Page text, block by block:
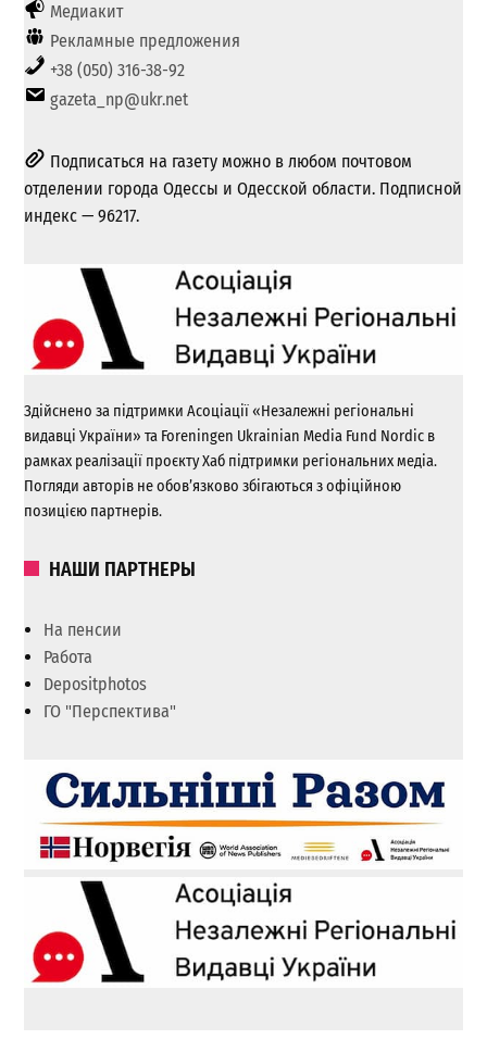
Медиакит
Рекламные предложения
+38 (050) 316-38-92
gazeta_np@ukr.net
Подписаться на газету можно в любом почтовом
отделении города Одессы и Одесской области. Подписной
индекс — 96217.
Здійснено за підтримки Асоціації «Незалежні регіональні
видавці України» та Foreningen Ukrainian Media Fund Nordic в
рамках реалізації проєкту Хаб підтримки регіональних медіа.
Погляди авторів не обов’язково збігаються з офіційною
позицією партнерів.
НАШИ ПАРТНЕРЫ
На пенсии
Работа
Depositphotos
ГО "Перспектива"